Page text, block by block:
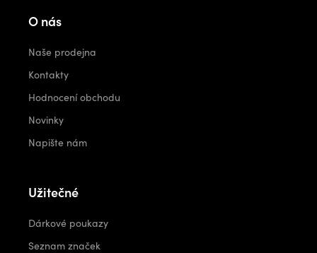
O nás
Naše prodejna
Kontakty
Hodnocení obchodu
Novinky
Napište nám
Užitečné
Dárkové poukazy
Seznam značek